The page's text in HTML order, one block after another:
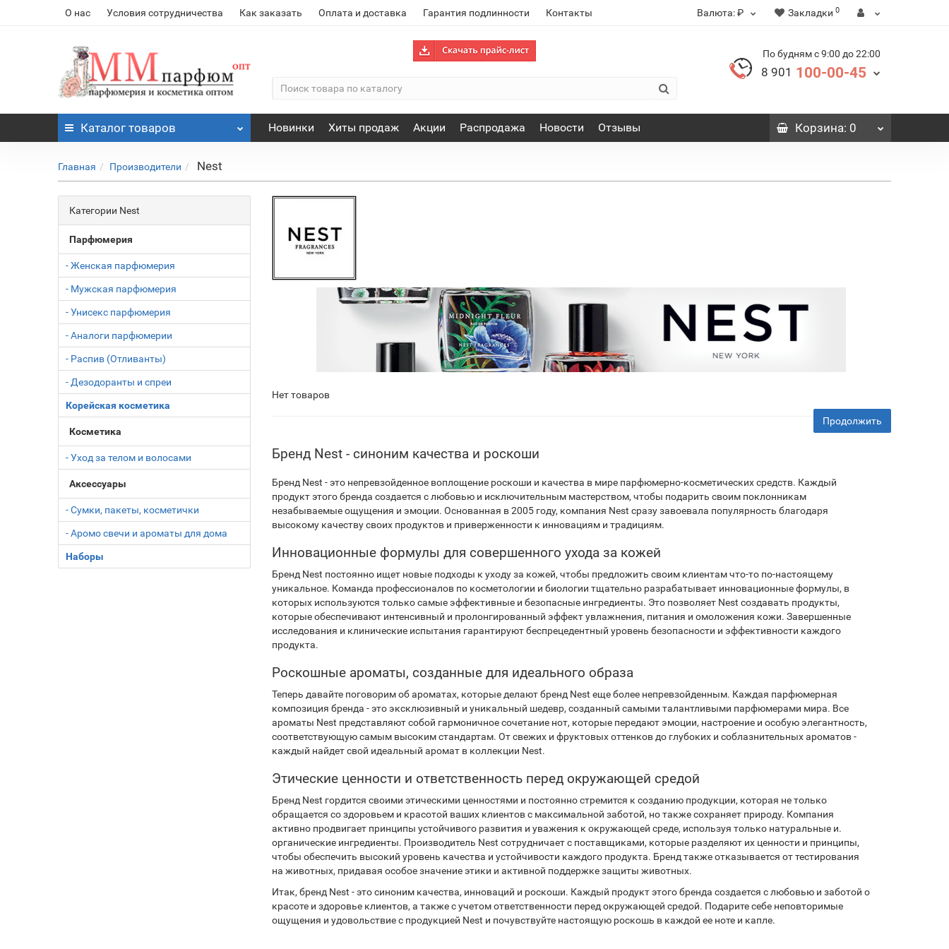
О нас Условия сотрудничества Как заказать Оплата и доставка Гарантия подлинности Контакты Валюта:₽ Закладки 0
По будням с 9:00 до 22:00
8 901 100-00-45
Каталог товаров Новинки Хиты продаж Акции Распродажа Новости Отзывы Корзина: 0
Главная Производители Nest
Категории Nest
Парфюмерия
- Женская парфюмерия
- Мужская парфюмерия
- Унисекс парфюмерия
- Аналоги парфюмерии
- Распив (Отливанты)
- Дезодоранты и спреи
Корейская косметика
Косметика
- Уход за телом и волосами
Аксессуары
- Сумки, пакеты, косметички
- Аромо свечи и ароматы для дома
Наборы
Нет товаров
Продолжить
Бренд Nest - синоним качества и роскоши
Бренд Nest - это непревзойденное воплощение роскоши и качества в мире парфюмерно-косметических средств. Каждый
продукт этого бренда создается с любовью и исключительным мастерством, чтобы подарить своим поклонникам
незабываемые ощущения и эмоции. Основанная в 2005 году, компания Nest сразу завоевала популярность благодаря
высокому качеству своих продуктов и приверженности к инновациям и традициям.
Инновационные формулы для совершенного ухода за кожей
Бренд Nest постоянно ищет новые подходы к уходу за кожей, чтобы предложить своим клиентам что-то по-настоящему
уникальное. Команда профессионалов по косметологии и биологии тщательно разрабатывает инновационные формулы, в
которых используются только самые эффективные и безопасные ингредиенты. Это позволяет Nest создавать продукты,
которые обеспечивают интенсивный и пролонгированный эффект увлажнения, питания и омоложения кожи. Завершенные
исследования и клинические испытания гарантируют беспрецедентный уровень безопасности и эффективности каждого
продукта.
Роскошные ароматы, созданные для идеального образа
Теперь давайте поговорим об ароматах, которые делают бренд Nest еще более непревзойденным. Каждая парфюмерная
композиция бренда - это эксклюзивный и уникальный шедевр, созданный самыми талантливыми парфюмерами мира. Все
ароматы Nest представляют собой гармоничное сочетание нот, которые передают эмоции, настроение и особую элегантность,
соответствующую самым высоким стандартам. От свежих и фруктовых оттенков до глубоких и соблазнительных ароматов -
каждый найдет свой идеальный аромат в коллекции Nest.
Этические ценности и ответственность перед окружающей средой
Бренд Nest гордится своими этическими ценностями и постоянно стремится к созданию продукции, которая не только
обращается со здоровьем и красотой ваших клиентов с максимальной заботой, но также сохраняет природу. Компания
активно продвигает принципы устойчивого развития и уважения к окружающей среде, используя только натуральные и.
органические ингредиенты. Производитель Nest сотрудничает с поставщиками, которые разделяют их ценности и принципы,
чтобы обеспечить высокий уровень качества и устойчивости каждого продукта. Бренд также отказывается от тестирования
на животных, придавая особое значение этики и активной поддержке защиты животных.
Итак, бренд Nest - это синоним качества, инноваций и роскоши. Каждый продукт этого бренда создается с любовью и заботой о
красоте и здоровье клиентов, а также с учетом ответственности перед окружающей средой. Подарите себе неповторимые
ощущения и удовольствие с продукцией Nest и почувствуйте настоящую роскошь в каждой ее ноте и капле.